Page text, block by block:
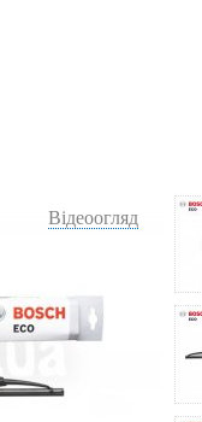
Відеоогляд